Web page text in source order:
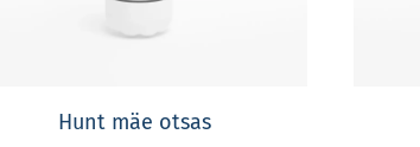
Hunt mäe otsas